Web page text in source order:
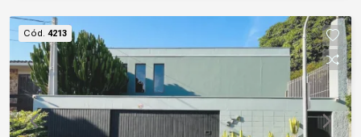
Cód. 4213